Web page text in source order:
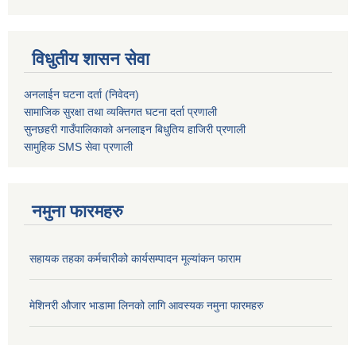
विधुतीय शासन सेवा
अनलाईन घटना दर्ता (निवेदन)
सामाजिक सुरक्षा तथा व्यक्तिगत घटना दर्ताप्रणाली
सुनछहरी गाउँपालिकाको अनलाइन बिधुतिय हाजिरी प्रणाली
सामुहिकSMS सेवाप्रणाली
नमुना फारमहरु
सहायक तहका कर्मचारीको कार्यसम्पादन मूल्यांकन फाराम
मेशिनरी औजार भाडामा लिनको लागि आवस्यक नमुना फारमहरु